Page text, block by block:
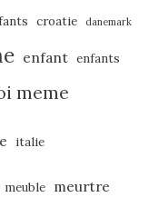
croatie danemark
enfant enfants
meme
italie
meuble meurtre